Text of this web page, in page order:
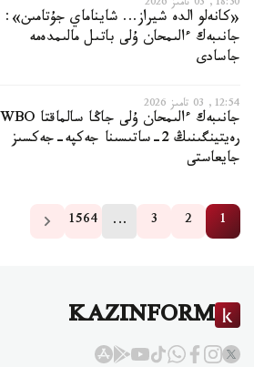
18:30, 03 تامىز 2026
«كانەلو الدە شيراز... شايناماي جۇتامىن»:
جانىبەك ءالىمحان ۇلى باتىل مالىمدەمە
جاسادى
12:54, 03 تامىز 2026
جانىبەك ءالىمحان ۇلى جاڭا سالماقتا WBO
رەيتينگىنىڭ 2-ساتىسىنا جەكپە-جەكسىز
جايعاستى
1
2
3
…
1564
KAZINFORM